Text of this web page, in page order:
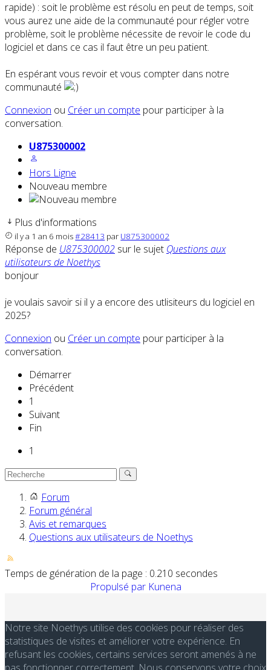
rapide) : soit le problème est résolu en peut de temps, soit
vous aurez une aide de la communauté pour régler votre
problème, soit le problème nécessite de revoir le code du
logiciel et dans ce cas il faut être un peu patient.
En espérant vous revoir et vous compter dans notre
communauté
Connexion ou Créer un compte pour participer à la
conversation.
U875300002
Hors Ligne
Nouveau membre
Plus d'informations
il y a 1 an 6 mois#28413 par U875300002
Réponse de U875300002 sur le sujet Questions aux
utilisateurs de Noethys
bonjour
je voulais savoir si il y a encore des utlisiteurs du logiciel en
2025?
Connexion ou Créer un compte pour participer à la
conversation.
Démarrer
Précédent
1
Suivant
Fin
1
Forum
Forum général
Avis et remarques
Questions aux utilisateurs de Noethys
Temps de génération de la page : 0.210 secondes
Propulsé par Kunena
Notre site Noethys utilise des cookies pour réaliser des
statistiques de visites et améliorer votre expérience. En
refusant les cookies, certains services seront amenés à ne